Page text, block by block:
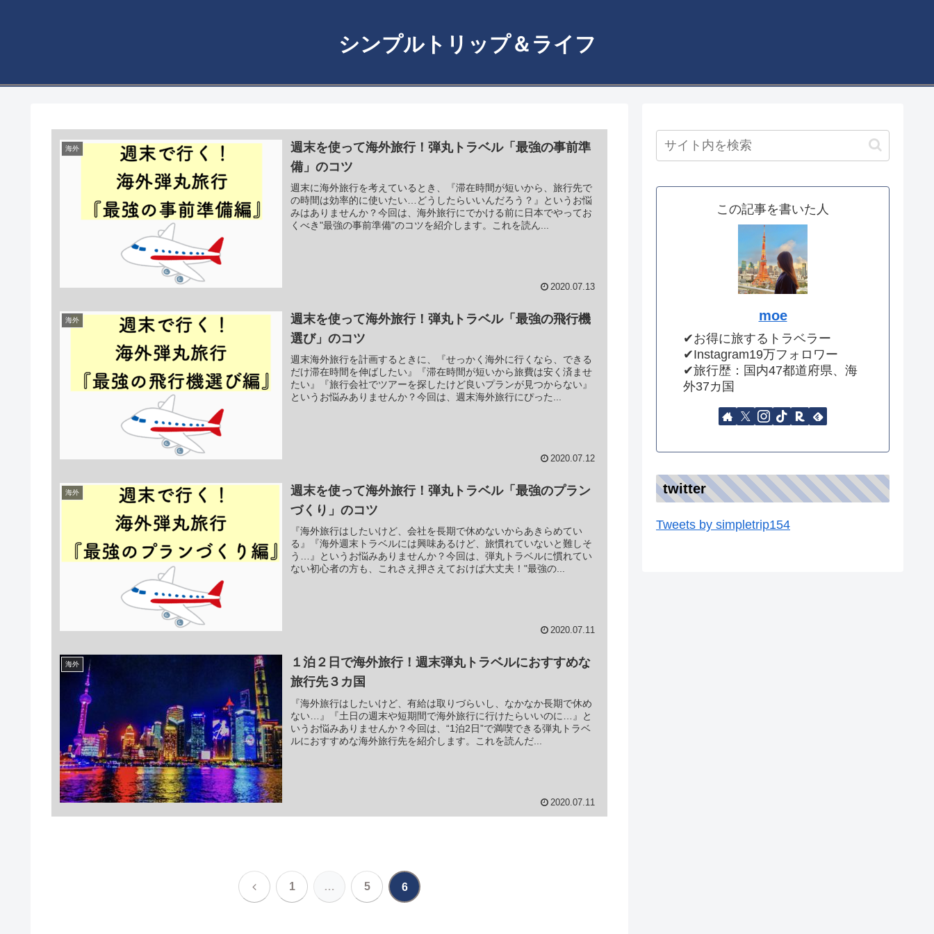
シンプルトリップ＆ライフ
海外
週末を使って海外旅行！弾丸トラベル「最強の事前準
備」のコツ
週末に海外旅行を考えているとき、『滞在時間が短いから、旅行先で
の時間は効率的に使いたい…どうしたらいいんだろう？』というお悩
みはありませんか？今回は、海外旅行にでかける前に日本でやってお
くべき"最強の事前準備"のコツを紹介します。これを読ん...
2020.07.13
海外
週末を使って海外旅行！弾丸トラベル「最強の飛行機
選び」のコツ
週末海外旅行を計画するときに、『せっかく海外に行くなら、できる
だけ滞在時間を伸ばしたい』『滞在時間が短いから旅費は安く済ませ
たい』『旅行会社でツアーを探したけど良いプランが見つからない』
というお悩みありませんか？今回は、週末海外旅行にぴった...
2020.07.12
海外
週末を使って海外旅行！弾丸トラベル「最強のプラン
づくり」のコツ
『海外旅行はしたいけど、会社を長期で休めないからあきらめてい
る』『海外週末トラベルには興味あるけど、旅慣れていないと難しそ
う…』というお悩みありませんか？今回は、弾丸トラベルに慣れてい
ない初心者の方も、これさえ押さえておけば大丈夫！"最強の...
2020.07.11
海外
１泊２日で海外旅行！週末弾丸トラベルにおすすめな
旅行先３カ国
『海外旅行はしたいけど、有給は取りづらいし、なかなか長期で休め
ない…』『土日の週末や短期間で海外旅行に行けたらいいのに…』と
いうお悩みありませんか？今回は、“1泊2日”で満喫できる弾丸トラベ
ルにおすすめな海外旅行先を紹介します。これを読んだ...
2020.07.11
前 1 … 5 6
この記事を書いた人
moe
✔︎お得に旅するトラベラー
✔︎Instagram19万フォロワー
✔︎旅行歴：国内47都道府県、海
外37カ国
twitter
Tweets by simpletrip154